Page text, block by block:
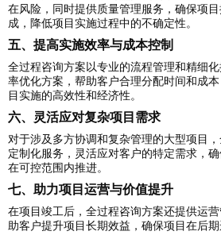
在风险，同时提供质量管理服务，确保项
成，降低项目实施过程中的不确定性。
五、提高实施效率与成本控制
全过程咨询方案以专业的流程管理和精细
率优化方案，帮助客户合理分配时间和成
目实施的高效性和经济性。
六、灵活应对复杂项目需求
对于涉及多方协调和复杂管理的大型项目
定制化服务，灵活应对客户的特定需求，
在可控范围内推进。
七、助力项目运营与价值提升
在项目竣工后，全过程咨询方案还提供运
助客户提升项目长期效益，确保项目在后期